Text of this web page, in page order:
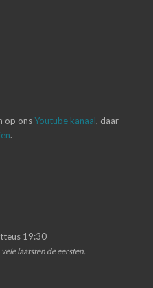
op onsYoutube kanaal, daar
.
19:30
laatsten de eersten.